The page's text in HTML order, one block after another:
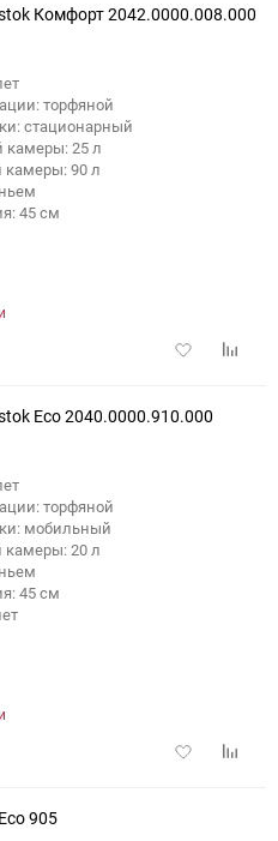
Комфорт 2042.0000.008.000
торфяной
стационарный
камеры: 25 л
90 л
45 см
Добавить
Eco 2040.0000.910.000
торфяной
мобильный
20 л
45 см
Добавить
905